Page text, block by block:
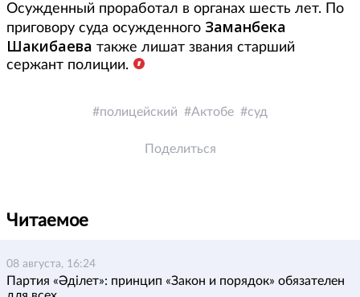
Осужденный проработал в органах шесть лет. По
приговору суда осужденного Заманбека
Шакибаева также лишат звания старший
сержант полиции.
полицейский Актобе суд
Поделиться
Читаемое
08 августа, 16:24
Партия «Әділет»: принцип «Закон и порядок» обязателен